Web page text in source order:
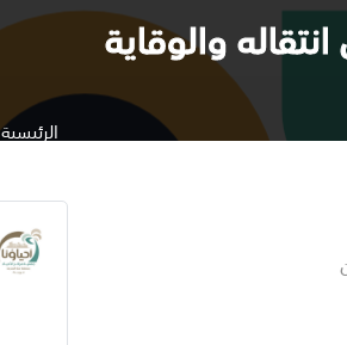
والوقاية
الرئيسية